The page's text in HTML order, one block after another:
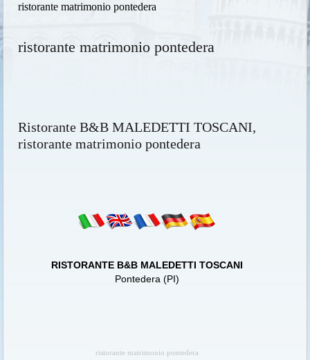
ristorante matrimonio pontedera
ristorante matrimonio pontedera
Ristorante B&B MALEDETTI TOSCANI,
ristorante matrimonio pontedera
RISTORANTE B&B MALEDETTI TOSCANI
Pontedera (PI)
ristorante matrimonio pontedera